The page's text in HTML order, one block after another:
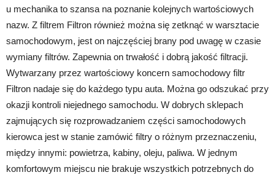
u mechanika to szansa na poznanie kolejnych wartościowych
nazw. Z filtrem Filtron również można się zetknąć w warsztacie
samochodowym, jest on najczęściej brany pod uwagę w czasie
wymiany filtrów. Zapewnia on trwałość i dobrą jakość filtracji.
Wytwarzany przez wartościowy koncern samochodowy filtr
Filtron nadaje się do każdego typu auta. Można go odszukać przy
okazji kontroli niejednego samochodu. W dobrych sklepach
zajmujących się rozprowadzaniem części samochodowych
kierowca jest w stanie zamówić filtry o różnym przeznaczeniu,
między innymi: powietrza, kabiny, oleju, paliwa. W jednym
komfortowym miejscu nie brakuje wszystkich potrzebnych do